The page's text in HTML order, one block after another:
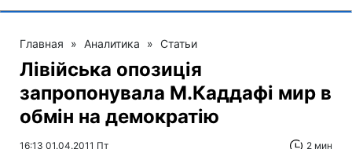
Главная » Аналитика » Статьи
Лівійська опозиція
запропонувала М.Каддафі мир в
обмін на демократію
16:13 01.04.2011 Пт 2 мин